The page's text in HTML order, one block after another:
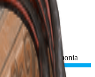
:Zrujnowana harmonia